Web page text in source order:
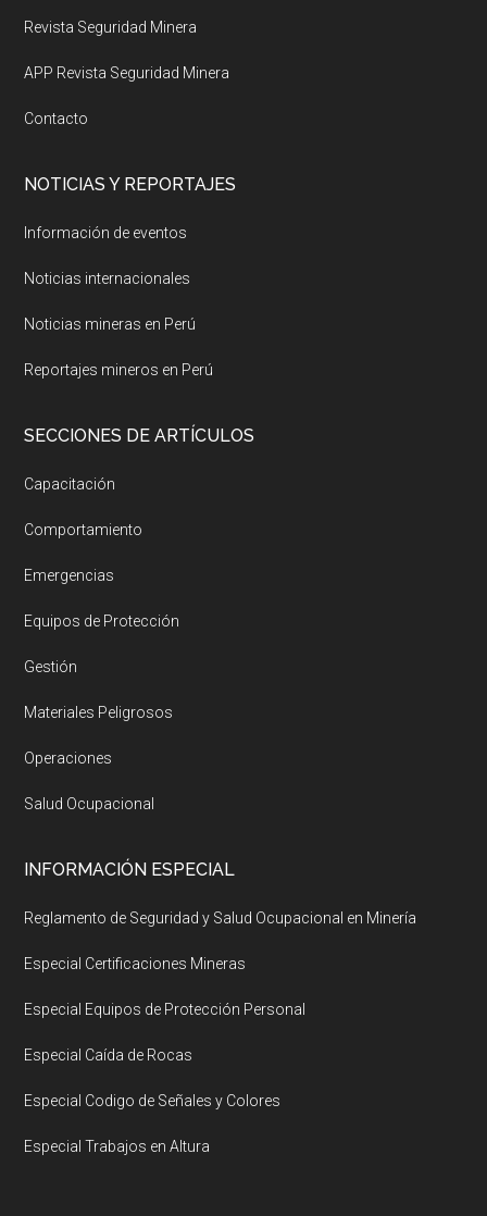
Revista Seguridad Minera
APP Revista Seguridad Minera
Contacto
NOTICIAS Y REPORTAJES
Información de eventos
Noticias internacionales
Noticias mineras en Perú
Reportajes mineros en Perú
SECCIONES DE ARTÍCULOS
Capacitación
Comportamiento
Emergencias
Equipos de Protección
Gestión
Materiales Peligrosos
Operaciones
Salud Ocupacional
INFORMACIÓN ESPECIAL
Reglamento de Seguridad y Salud Ocupacional en Minería
Especial Certificaciones Mineras
Especial Equipos de Protección Personal
Especial Caída de Rocas
Especial Codigo de Señales y Colores
Especial Trabajos en Altura